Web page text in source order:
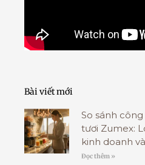
Bài viết mới
So sánh
tươi Zumex:
kinh doanh
Đọc thêm »